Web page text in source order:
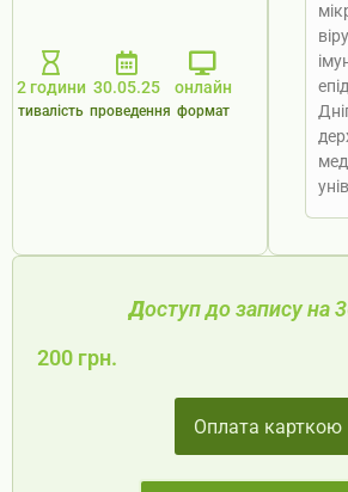
2 години
тивалість
30.05.25
проведення
онлайн
формат
Доступ до запису на
200 грн.
Оплата карткою